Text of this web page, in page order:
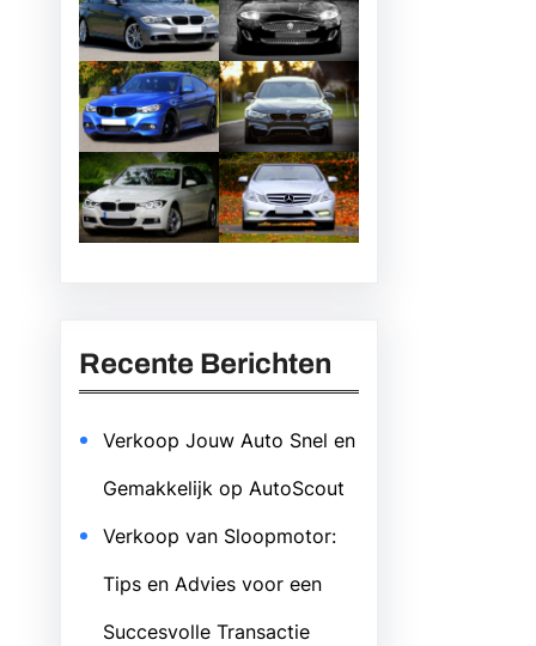
Recente Berichten
Verkoop Jouw Auto Snel en
Gemakkelijk op AutoScout
Verkoop van Sloopmotor:
Tips en Advies voor een
Succesvolle Transactie